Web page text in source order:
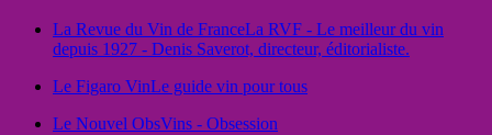
La Revue du Vin de FranceLa RVF - Le meilleur du vin
depuis 1927 - Denis Saverot, directeur, éditorialiste.
Le Figaro VinLe guide vin pour tous
Le Nouvel ObsVins - Obsession